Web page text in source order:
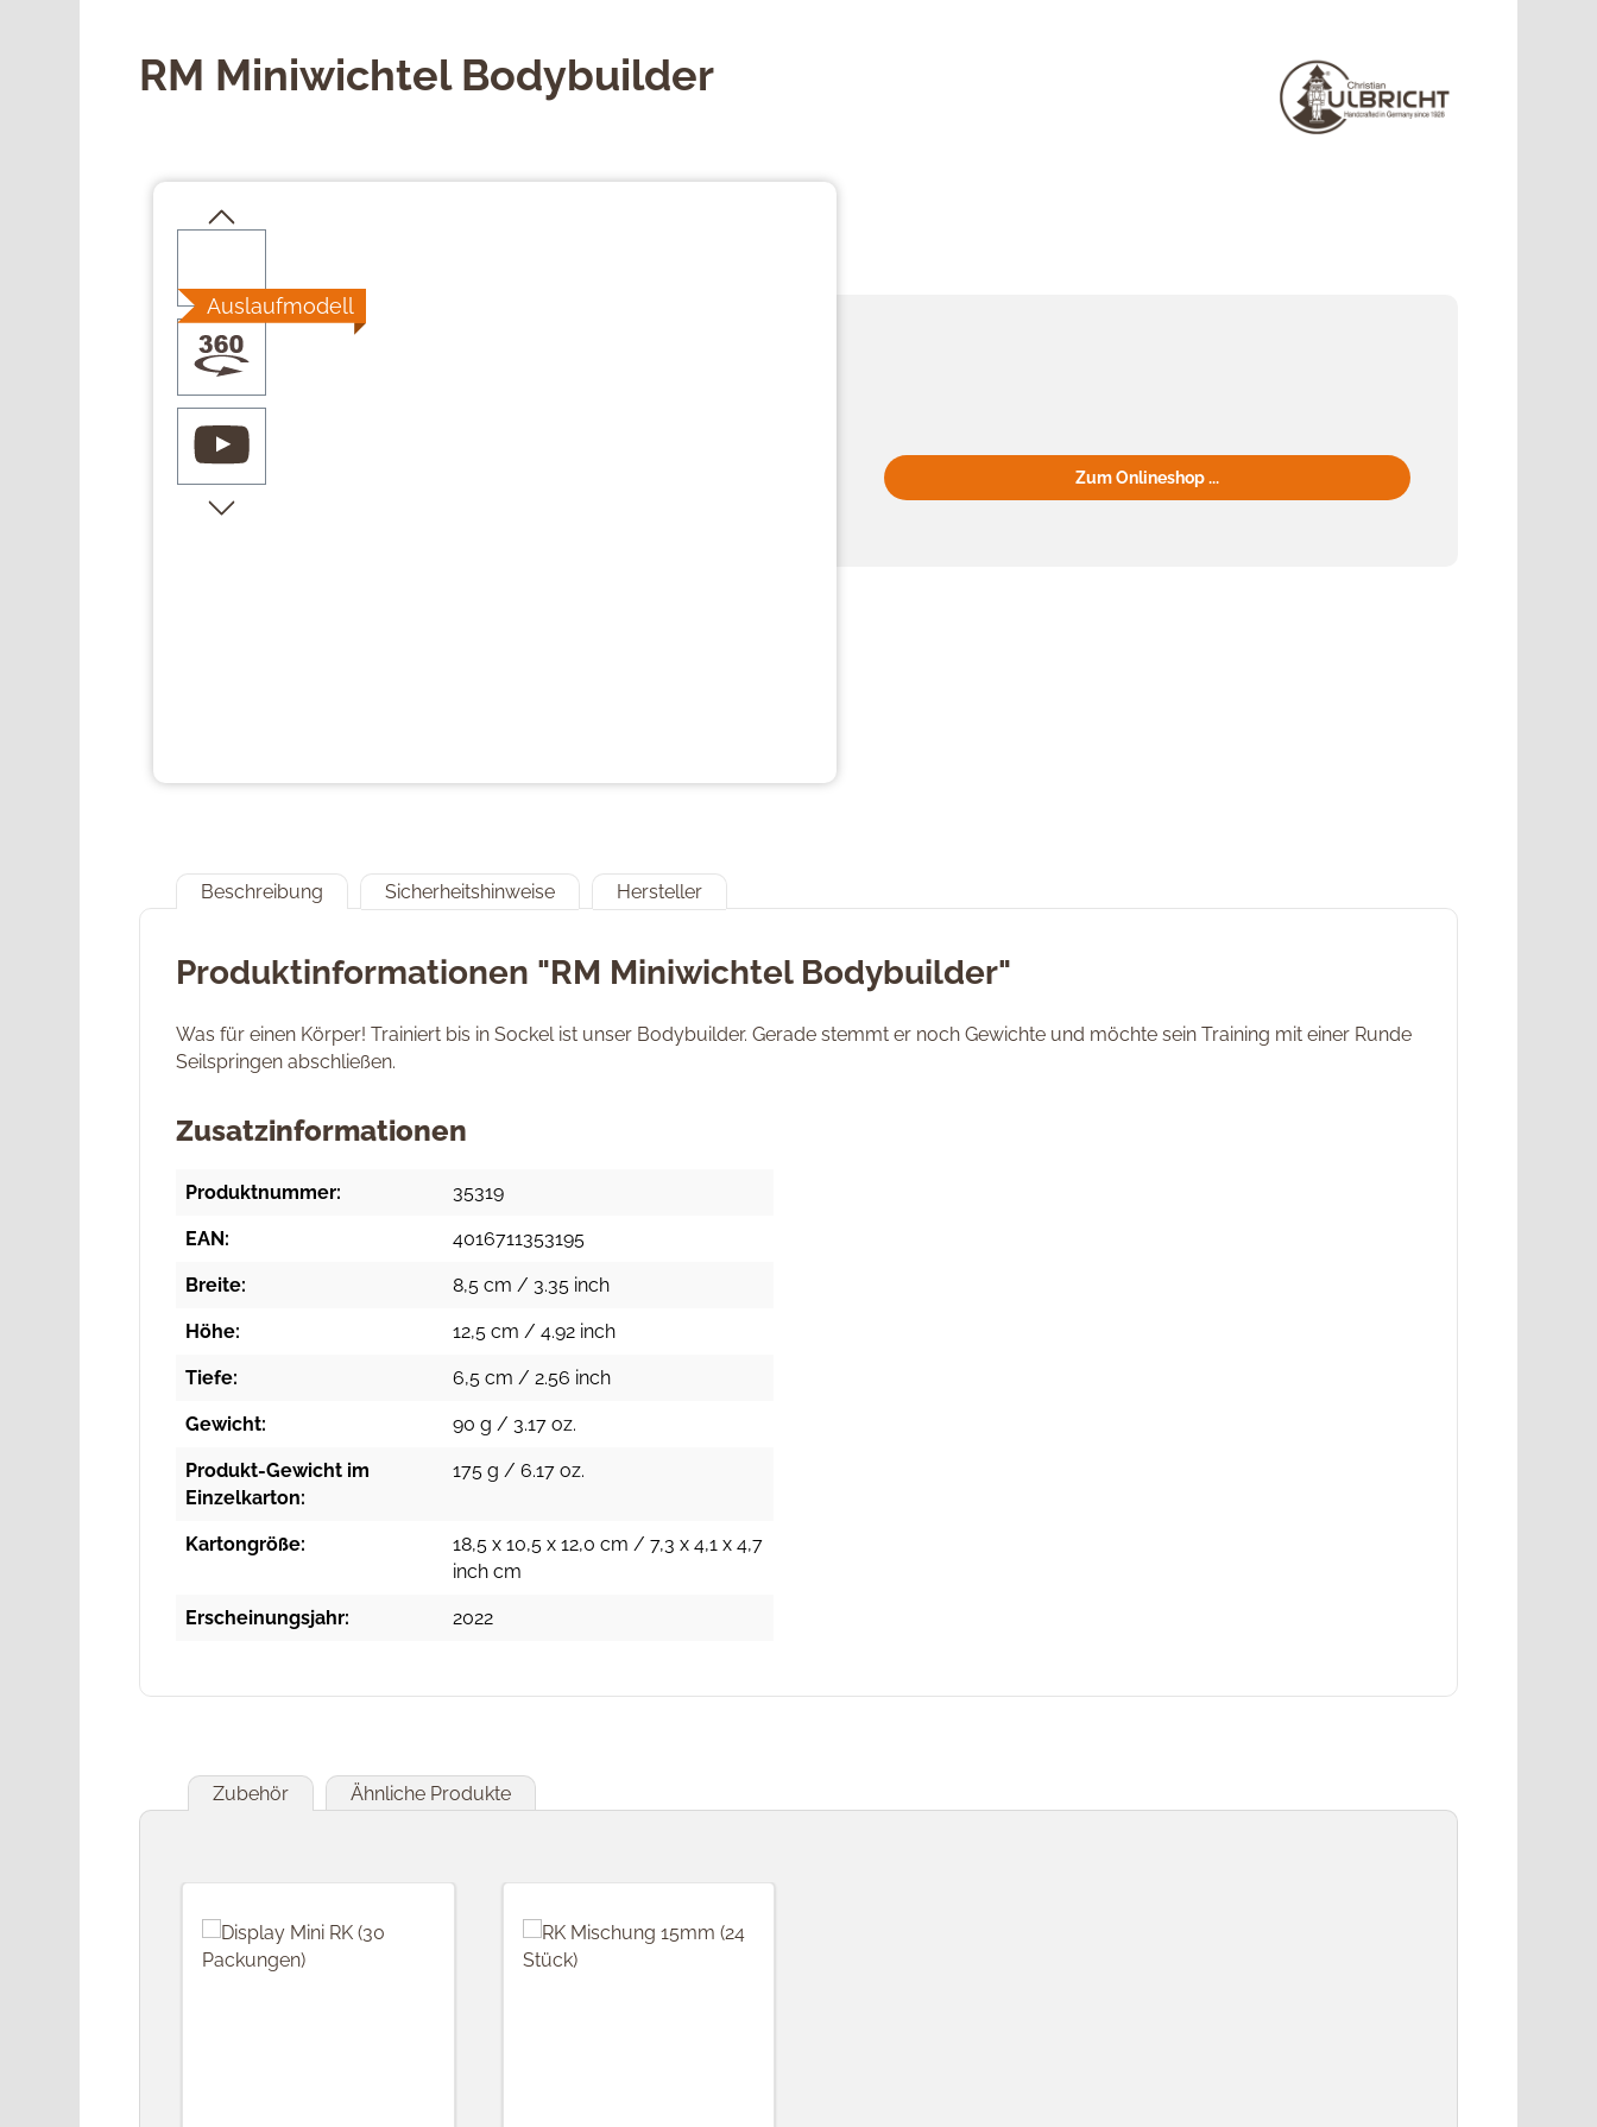
RM Miniwichtel Bodybuilder
Auslaufmodell
Zum Onlineshop ...
Beschreibung Sicherheitshinweise Hersteller
Produktinformationen "RM Miniwichtel Bodybuilder"
Was für einen Körper! Trainiert bis in Sockel ist unser Bodybuilder. Gerade stemmt er noch Gewichte und möchte sein Training mit einer Runde
Seilspringen abschließen.
Zusatzinformationen
Produktnummer: 35319
EAN: 4016711353195
Breite: 8,5 cm / 3.35 inch
Höhe: 12,5 cm / 4.92 inch
Tiefe: 6,5 cm / 2.56 inch
Gewicht: 90 g / 3.17 oz.
Produkt-Gewicht im
Einzelkarton:
175 g / 6.17 oz.
Kartongröße:
18,5 x 10,5 x 12,0 cm / 7,3 x 4,1 x 4,7
inch cm
Erscheinungsjahr: 2022
Zubehör Ähnliche Produkte